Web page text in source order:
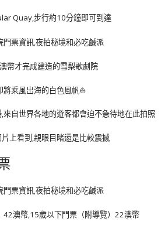
Quay,步行約10分鐘即可到達
幣才完成建造的雪梨歌劇院
乘風出海的白色風帆⛵️
自世界各地的遊客都會迫不急待地在此拍照
上看到,親眼目睹還是比較震撼
42澳幣,15歲以下門票（附導覽）22澳幣